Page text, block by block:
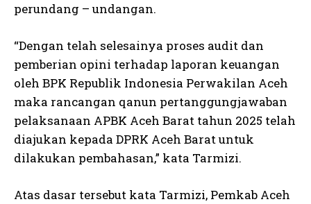
perundang – undangan.
“Dengan telah selesainya proses audit dan
pemberian opini terhadap laporan keuangan
oleh BPK Republik Indonesia Perwakilan Aceh
maka rancangan qanun pertanggungjawaban
pelaksanaan APBK Aceh Barat tahun 2025 telah
diajukan kepada DPRK Aceh Barat untuk
dilakukan pembahasan,” kata Tarmizi.
Atas dasar tersebut kata Tarmizi, Pemkab Aceh